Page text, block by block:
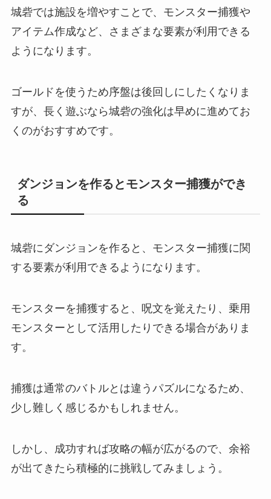
城砦では施設を増やすことで、モンスター捕獲や
アイテム作成など、さまざまな要素が利用できる
ようになります。
ゴールドを使うため序盤は後回しにしたくなりま
すが、長く遊ぶなら城砦の強化は早めに進めてお
くのがおすすめです。
ダンジョンを作るとモンスター捕獲ができ
る
城砦にダンジョンを作ると、モンスター捕獲に関
する要素が利用できるようになります。
モンスターを捕獲すると、呪文を覚えたり、乗用
モンスターとして活用したりできる場合がありま
す。
捕獲は通常のバトルとは違うパズルになるため、
少し難しく感じるかもしれません。
しかし、成功すれば攻略の幅が広がるので、余裕
が出てきたら積極的に挑戦してみましょう。